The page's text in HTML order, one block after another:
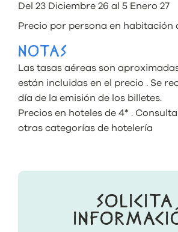
Del 23 Diciembre 26 al 5 Enero 27
Precio por persona en habitación
NOTAS
Las tasas aéreas son
están incluidas en el precio . Se
día de la emisión de los billetes.
Precios en hoteles de 4* .
otras categorías de hotelería
SOLICITA